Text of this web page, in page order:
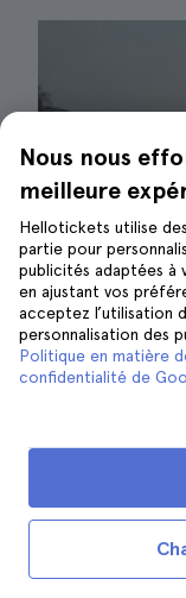
Le prix d'une
menu, de
Nous nous
meilleure
Hellotickets utilise
partie pour
publicités adaptées à
en ajustant vos
acceptez l’utilisation
personnalisation des
Politique en matière
confidentialité de